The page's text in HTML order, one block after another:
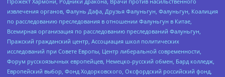
извлечения органов, Фалунь Дафа, Друзья Фалуньгун, Фалуньгун, Коалиция
по расследованию преследования в отношении Фалуньгун в Китае,
Всемирная организация по расследованию преследований Фалуньгун,
Пражский гражданский центр, Ассоциация школ политических
исследований при Совете Европы, Центр либеральной современности,
Форум русскоязычных европейцев, Немецко-русский обмен, Бард колледж,
Европейский выбор, Фонд Ходорковского, Оксфордский российский фонд,